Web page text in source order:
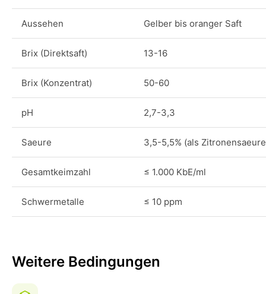
Aussehen Gelber bis oranger Saft
Brix (Direktsaft) 13-16
Brix (Konzentrat) 50-60
pH 2,7-3,3
Saeure 3,5-5,5% (als
Gesamtkeimzahl ≤ 1.000 KbE/ml
Schwermetalle ≤ 10 ppm
Weitere Bedingungen